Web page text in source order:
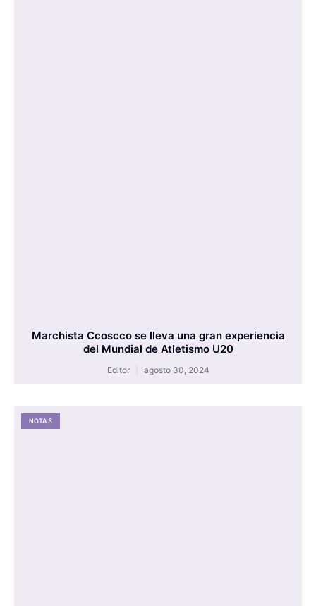
Marchista Ccoscco se lleva una gran experiencia
del Mundial de Atletismo U20
Editor agosto 30, 2024
NOTAS